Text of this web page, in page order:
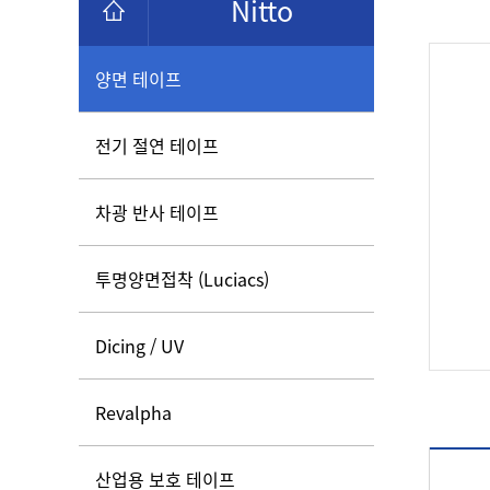
Nitto
양면 테이프
전기 절연 테이프
차광 반사 테이프
투명양면접착 (Luciacs)
Dicing / UV
Revalpha
산업용 보호 테이프